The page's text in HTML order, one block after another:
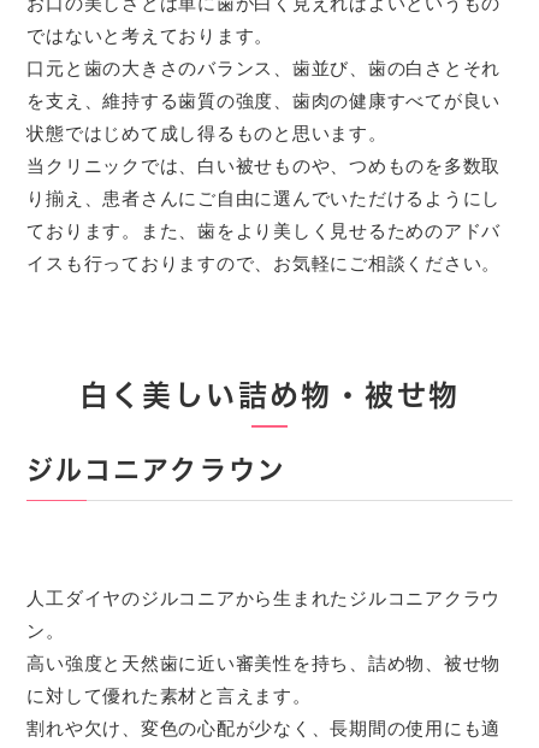
ではないと考えております。
口元と歯の大きさのバランス、歯並び、歯の白さとそれ
を支え、維持する歯質の強度、歯肉の健康すべてが良い
状態ではじめて成し得るものと思います。
当クリニックでは、白い被せものや、つめものを多数取
り揃え、患者さんにご自由に選んでいただけるようにし
ております。また、歯をより美しく見せるためのアドバ
イスも行っておりますので、お気軽にご相談ください。
白く美しい詰め物・被せ物
ジルコニアクラウン
人工ダイヤのジルコニアから生まれたジルコニアクラウ
ン。
高い強度と天然歯に近い審美性を持ち、詰め物、被せ物
に対して優れた素材と言えます。
割れや欠け、変色の心配が少なく、長期間の使用にも適